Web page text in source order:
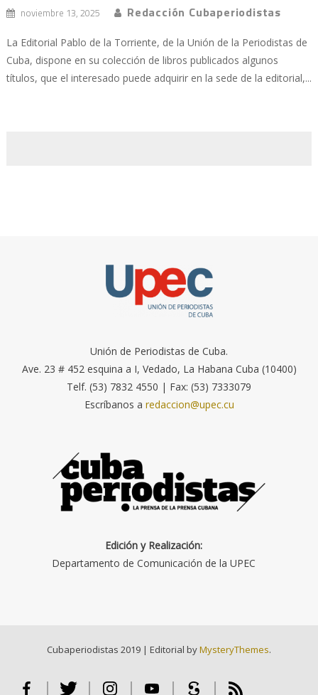
noviembre 13, 2025 Redacción Cubaperiodistas
La Editorial Pablo de la Torriente, de la Unión de la Periodistas de
Cuba, dispone en su colección de libros publicados algunos
títulos, que el interesado puede adquirir en la sede de la editorial,...
Unión de Periodistas de Cuba.
Ave. 23 # 452 esquina a I, Vedado, La Habana Cuba (10400)
Telf. (53) 7832 4550 | Fax: (53) 7333079
Escríbanos a redaccion@upec.cu
Edición y Realización:
Departamento de Comunicación de la UPEC
Cubaperiodistas 2019 | Editorial byMysteryThemes.